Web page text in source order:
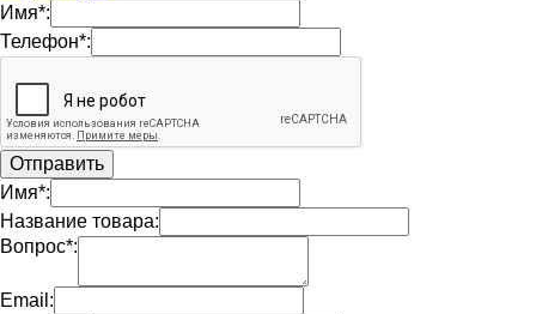
Имя*:
Телефон*:
Имя*:
Название товара:
Вопрос*:
Email: